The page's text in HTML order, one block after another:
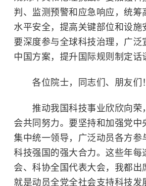
判、监测预警和应急响应，统筹
水平安全，提高关键部位和设施
要深度参与全球科技治理，广泛
中国方案，提升国际规则制定话
各位院士，同志们、朋友们！
推动我国科技事业欣欣向荣
会共同努力。要坚持和加强党中
集中统一领导，广泛动员各方参
科技强国的强大合力。这些年每
会、科协全国代表大会，我都出
就是动员全党全社会支持科技发